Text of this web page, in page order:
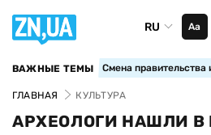
RU Аа
ВАЖНЫЕ ТЕМЫ Смена правительства
ГЛАВНАЯ КУЛЬТУРА
АРХЕОЛОГИ НАШЛИ В